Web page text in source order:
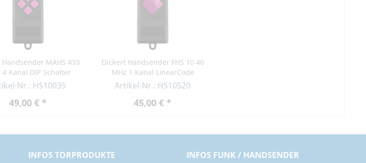
MAHS 433
4 Kanal DIP Schalter
Nr.: HS10035
49,00 € *
Dickert Handsender FHS 10 40
MHz 1 Kanal LinearCode
Artikel-Nr.: HS10520
45,00 € *
INFOS TORPRODUKTE INFOS FUNK / HANDSENDER